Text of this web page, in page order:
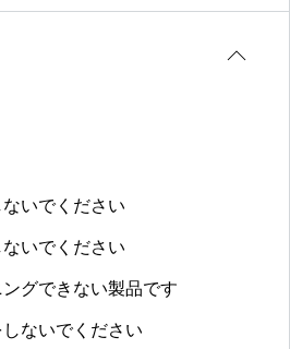
いでください
いでください
ングできない製品です
ないでください